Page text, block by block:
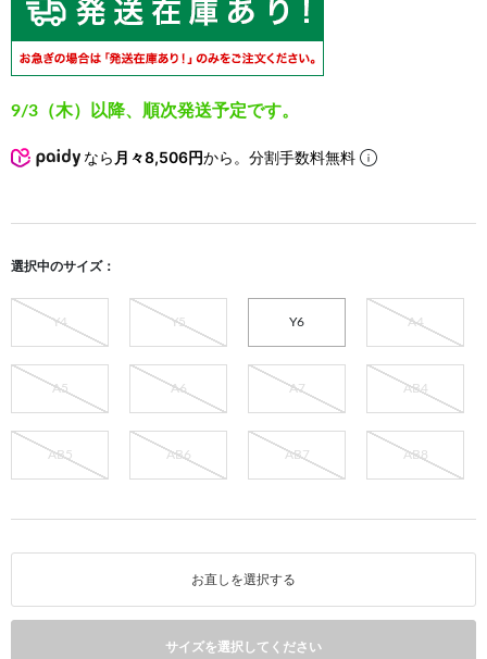
9/3（木）以降、順次発送予定です。
なら 月々8,506円から。分割手数料無料
選択中のサイズ：
Y4 Y5 Y6 A4
A5 A6 A7 AB4
AB5 AB6 AB7 AB8
お直しを選択する
サイズを選択してください